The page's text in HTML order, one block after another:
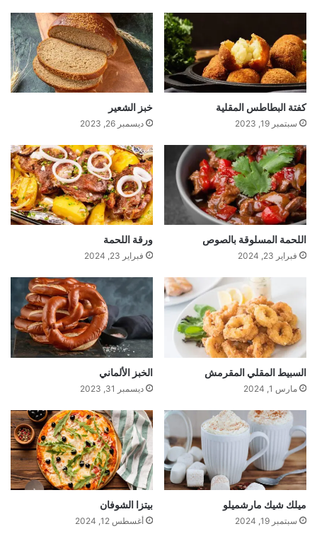
كفتة البطاطس المقلية
سبتمبر 19, 2023
خبز الشعير
ديسمبر 26, 2023
اللحمة المسلوقة بالصوص
فبراير 23, 2024
ورقة اللحمة
فبراير 23, 2024
السبيط المقلي المقرمش
مارس 1, 2024
الخبز الألماني
ديسمبر 31, 2023
ميلك شيك مارشميلو
سبتمبر 19, 2024
بيتزا الشوفان
أغسطس 12, 2024